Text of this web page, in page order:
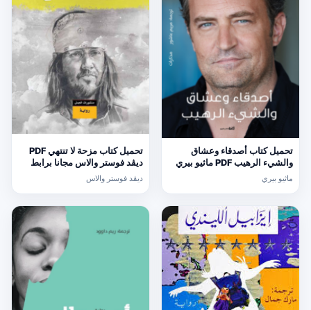
تحميل كتاب أصدقاء وعشاق
والشيء الرهيب PDF ماثيو بيري
مجانا برابط مباشر
ماثيو بيري
تحميل كتاب مزحة لا تنتهي PDF
ديڤد فوستر والاس مجانا برابط
مباشر
ديڤد فوستر والاس